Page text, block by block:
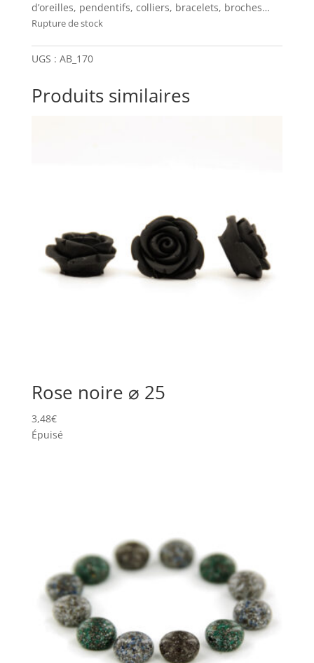
d’oreilles, pendentifs, colliers, bracelets, broches…
Rupture de stock
UGS : AB_170
Produits similaires
Rose noire ⌀ 25
3,48€
Épuisé